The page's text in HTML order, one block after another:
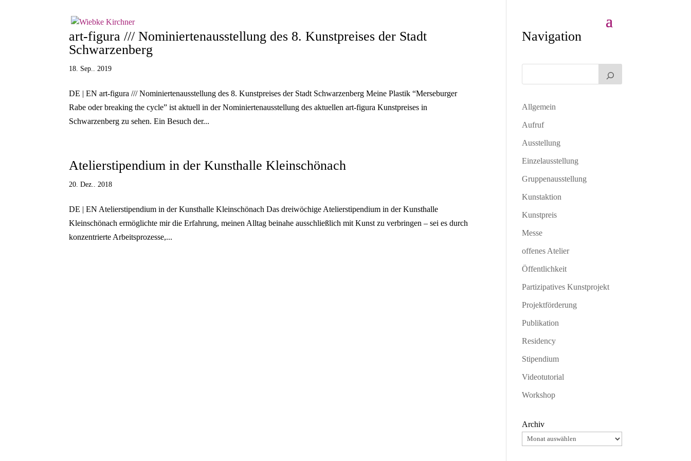
art-figura /// Nominiertenausstellung des 8. Kunstpreises der Stadt
Schwarzenberg
18. Sep.. 2019
DE | EN art-figura /// Nominiertenausstellung des 8. Kunstpreises der Stadt Schwarzenberg Meine Plastik “Merseburger
Rabe oder breaking the cycle” ist aktuell in der Nominiertenausstellung des aktuellen art-figura Kunstpreises in
Schwarzenberg zu sehen. Ein Besuch der...
Atelierstipendium in der Kunsthalle Kleinschönach
20. Dez.. 2018
DE | EN Atelierstipendium in der Kunsthalle Kleinschönach Das dreiwöchige Atelierstipendium in der Kunsthalle
Kleinschönach ermöglichte mir die Erfahrung, meinen Alltag beinahe ausschließlich mit Kunst zu verbringen – sei es durch
konzentrierte Arbeitsprozesse,...
Navigation
Allgemein
Aufruf
Ausstellung
Einzelausstellung
Gruppenausstellung
Kunstaktion
Kunstpreis
Messe
offenes Atelier
Öffentlichkeit
Partizipatives Kunstprojekt
Projektförderung
Publikation
Residency
Stipendium
Videotutorial
Workshop
Archiv